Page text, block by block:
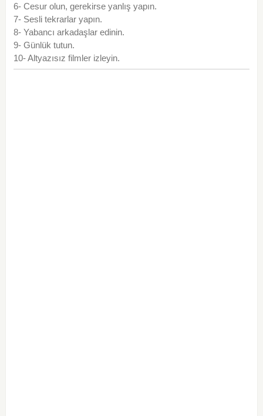
6- Cesur olun, gerekirse yanlış yapın.
7- Sesli tekrarlar yapın.
8- Yabancı arkadaşlar edinin.
9- Günlük tutun.
10- Altyazısız filmler izleyin.